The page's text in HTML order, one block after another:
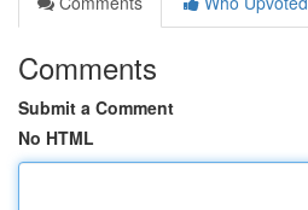
Comments
Submit a Comment
No HTML